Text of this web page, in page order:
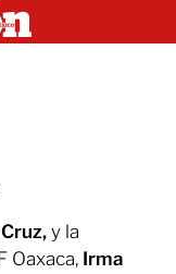
y la
Oaxaca, Irma